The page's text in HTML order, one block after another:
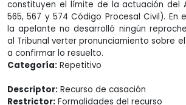
constituyen el límite de la actuación del
565, 567 y 574 Código Procesal Civil). En
la apelante no desarrolló ningún
al Tribunal verter pronunciamiento sobre
a confirmar lo resuelto.
Categoría: Repetitivo
Descriptor: Recurso de casación
Restrictor: Formalidades del recurso